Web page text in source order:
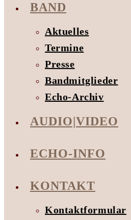
BAND
Aktuelles
Termine
Presse
Bandmitglieder
Echo-Archiv
AUDIO|VIDEO
ECHO-INFO
KONTAKT
Kontaktformular